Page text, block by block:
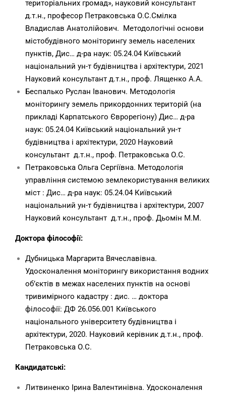
територіальних громад», науковий консультант
д.т.н., професор Петраковська О.С.Смілка
Владислав Анатолійович. Методологічні основи
містобудівного моніторингу земель населених
пунктів, Дис… д-ра наук: 05.24.04 Київський
національний ун-т будівництва і архітектури, 2021
Науковий консультант д.т.н., проф. Лященко А.А.
Беспалько Руслан Іванович. Методологія
моніторингу земель прикордонних територій (на
прикладі Карпатського Єврорегіону) Дис… д-ра
наук: 05.24.04 Київський національний ун-т
будівництва і архітектури, 2020 Науковий
консультант д.т.н., проф. Петраковська О.С.
Петраковська Ольга Сергіївна. Методологія
управління системою землекористування великих
міст : Дис… д-ра наук: 05.24.04 Київський
національний ун-т будівництва і архітектури, 2007
Науковий консультант д.т.н., проф. Дьомін М.М.
Доктора філософії:
Дубницька Маргарита Вячеславівна.
Удосконалення моніторингу використання водних
об’єктів в межах населених пунктів на основі
тривимірного кадастру : дис. … доктора
філософії: ДФ 26.056.001 Київського
національного університету будівництва і
архітектури, 2020. Науковий керівник д.т.н., проф.
Петраковська О.С.
Кандидатські:
Литвиненко Ірина Валентинівна. Удосконалення